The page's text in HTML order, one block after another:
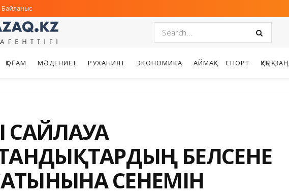
Байланыс
ҚОҒАМ МӘДЕНИЕТ РУХАНИЯТ ЭКОНОМИКА АЙМАҚ СПОРТ ҚҰҚЫҚ-ЗАҢ
САЙЛАУҒА
БЕЛСЕНЕ
СЕНЕМІН